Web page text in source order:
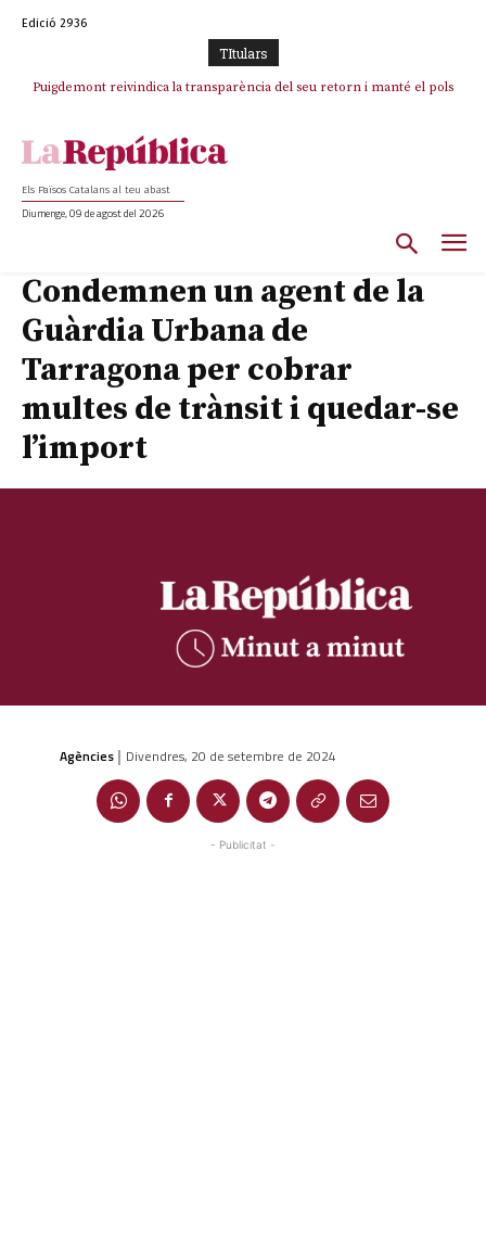
Edició 2936
TItulars
Puigdemont reivindica la transparència del seu retorn i manté el pols
Els Països Catalans al teu abast
Diumenge, 09 de agost del 2026
Condemnen un agent de la
Guàrdia Urbana de
Tarragona per cobrar
multes de trànsit i quedar-se
l’import
Agències | Divendres, 20 de setembre de 2024
- Publicitat -